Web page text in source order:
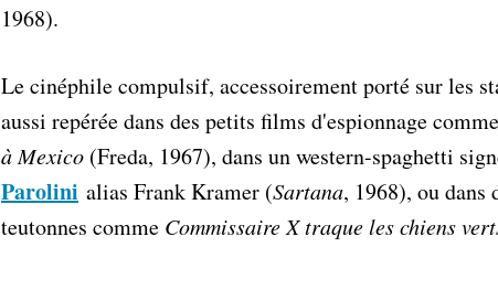
1968).
Le cinéphile compulsif, accessoirement porté sur les
aussi repérée dans des petits films d'espionnage comme
à Mexico (Freda, 1967), dans un western-spaghetti
Parolini alias Frank Kramer (Sartana, 1968), ou dans
teutonnes comme Commissaire X traque les chiens